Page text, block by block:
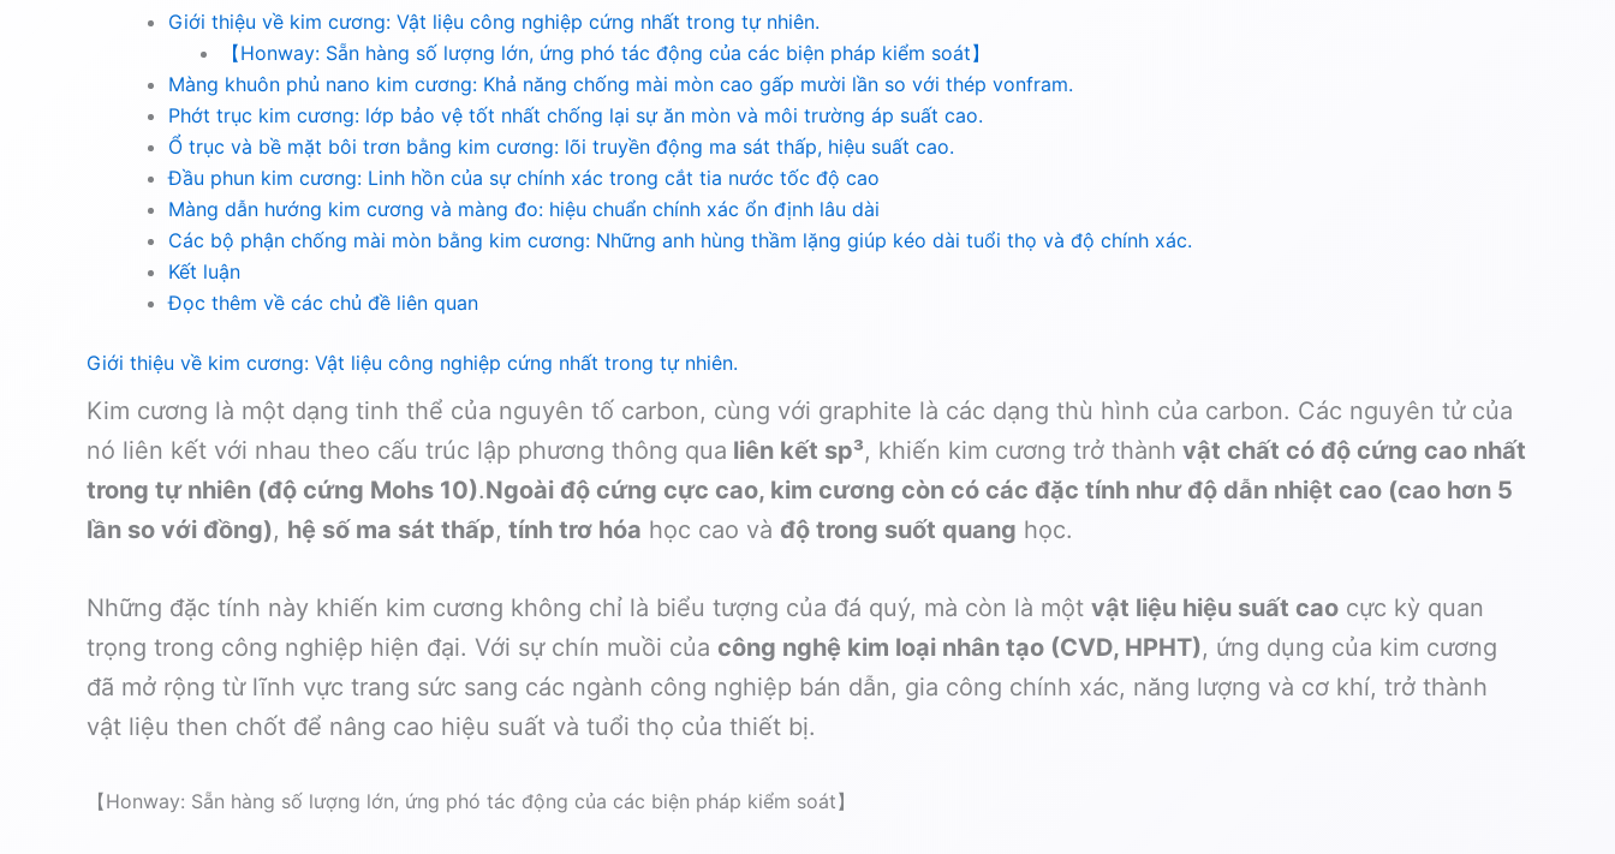
Giới thiệu về kim cương: Vật liệu công nghiệp cứng nhất trong tự nhiên.
【Honway: Sẵn hàng số lượng lớn, ứng phó tác động của các biện pháp kiểm soát】
Màng khuôn phủ nano kim cương: Khả năng chống mài mòn cao gấp mười lần so với thép vonfram.
Phớt trục kim cương: lớp bảo vệ tốt nhất chống lại sự ăn mòn và môi trường áp suất cao.
Ổ trục và bề mặt bôi trơn bằng kim cương: lõi truyền động ma sát thấp, hiệu suất cao.
Đầu phun kim cương: Linh hồn của sự chính xác trong cắt tia nước tốc độ cao
Màng dẫn hướng kim cương và màng đo: hiệu chuẩn chính xác ổn định lâu dài
Các bộ phận chống mài mòn bằng kim cương: Những anh hùng thầm lặng giúp kéo dài tuổi thọ và độ chính xác.
Kết luận
Đọc thêm về các chủ đề liên quan
Giới thiệu về kim cương: Vật liệu công nghiệp cứng nhất trong tự nhiên.
Kim cương là một dạng tinh thể của nguyên tố carbon, cùng với graphite là các dạng thù hình của carbon. Các nguyên tử của
nó liên kết với nhau theo cấu trúc lập phương thông qua liên kết sp³, khiến kim cương trở thành vật chất có độ cứng cao nhất
trong tự nhiên (độ cứng Mohs 10).Ngoài độ cứng cực cao, kim cương còn có các đặc tính như độ dẫn nhiệt cao (cao hơn 5
lần so với đồng), hệ số ma sát thấp, tính trơ hóa học cao và độ trong suốt quang học.
Những đặc tính này khiến kim cương không chỉ là biểu tượng của đá quý, mà còn là một vật liệu hiệu suất cao cực kỳ quan
trọng trong công nghiệp hiện đại. Với sự chín muồi của công nghệ kim loại nhân tạo (CVD, HPHT), ứng dụng của kim cương
đã mở rộng từ lĩnh vực trang sức sang các ngành công nghiệp bán dẫn, gia công chính xác, năng lượng và cơ khí, trở thành
vật liệu then chốt để nâng cao hiệu suất và tuổi thọ của thiết bị.
【Honway: Sẵn hàng số lượng lớn, ứng phó tác động của các biện pháp kiểm soát】